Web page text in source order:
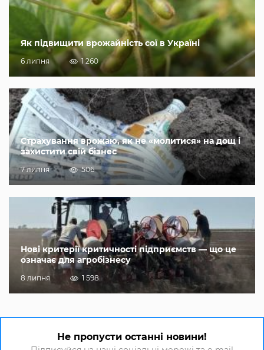
Як підвищити врожайність сої в Україні
6 липня 1 260
Страхування врожаю, як не «молитися» на дощ і
захистити свій бізнес
7 липня 506
Нові критерії критичності підприємств — що це
означає для агробізнесу
8 липня 1 598
Не пропусти останні новини!